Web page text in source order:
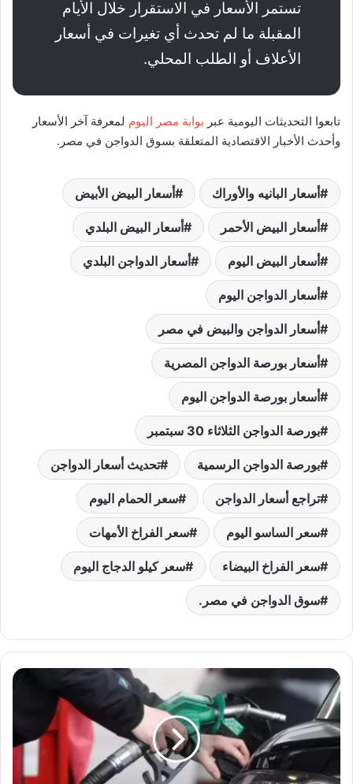
تستمر الأسعار في الاستقرار خلال الأيام
المقبلة ما لم تحدث أي تغيرات في أسعار
الأعلاف أو الطلب المحلي.
تابعوا التحديثات اليومية عبر بوابة مصر اليوم لمعرفة آخر الأسعار
وأحدث الأخبار الاقتصادية المتعلقة بسوق الدواجن في مصر.
أسعار البانيه والأوراك أسعار البيض الأبيض
أسعار البيض الأحمر أسعار البيض البلدي
أسعار البيض اليوم أسعار الدواجن البلدي
أسعار الدواجن اليوم
أسعار الدواجن والبيض في مصر
أسعار بورصة الدواجن المصرية
أسعار بورصة الدواجن اليوم
بورصة الدواجن الثلاثاء 30 سبتمبر
بورصة الدواجن الرسمية تحديث أسعار الدواجن
تراجع أسعار الدواجن سعر الحمام اليوم
سعر الساسو اليوم سعر الفراخ الأمهات
سعر الفراخ البيضاء سعر كيلو الدجاج اليوم
سوق الدواجن في مصر.
أسعار
البنزين
في
مصر
اليوم
30